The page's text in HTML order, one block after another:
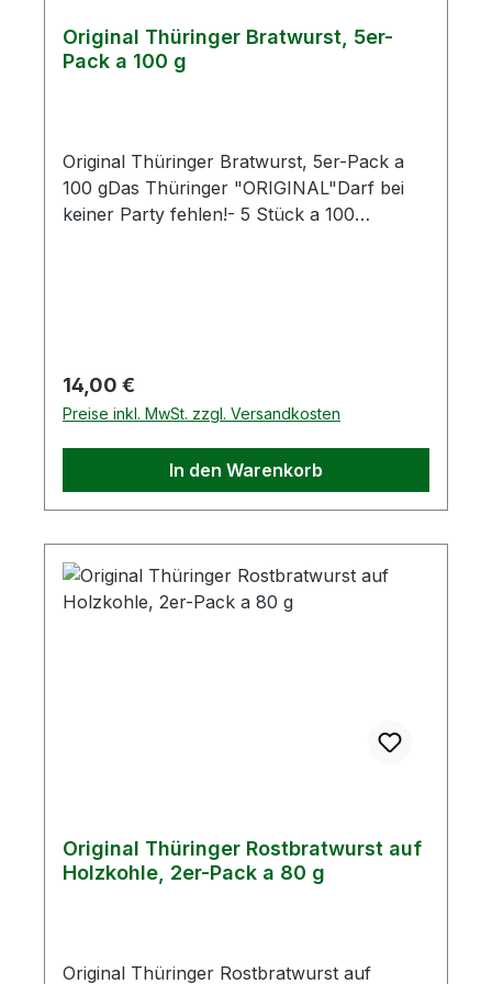
Original Thüringer Bratwurst, 5er-
Pack a 100 g
Original Thüringer Bratwurst, 5er-Pack a
100 gDas Thüringer "ORIGINAL"Darf bei
keiner Party fehlen!- 5 Stück a 100
NährwerteAngabe je 100 gBrennwert1140
kJBrennwert272 kcalFett25 g- davon
gesättigte Fettsäuren9,02
gKohlenhydrate0,28 g- davon Zucker0,27
gEiweiß12,21 gSalz1,7 g
Regulärer Preis:
14,00 €
Preise inkl. MwSt. zzgl. Versandkosten
In den Warenkorb
Original Thüringer Rostbratwurst auf
Holzkohle, 2er-Pack a 80 g
Original Thüringer Rostbratwurst auf